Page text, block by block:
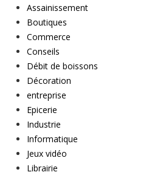
Assainissement
Boutiques
Commerce
Conseils
Débit de boissons
Décoration
entreprise
Epicerie
Industrie
Informatique
Jeux vidéo
Librairie